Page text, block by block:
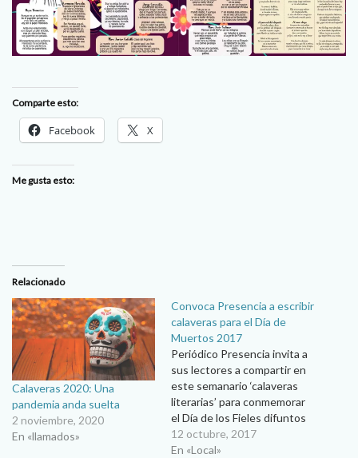
Comparte esto:
Facebook X
Me gusta esto:
Relacionado
Calaveras 2020: Una
pandemia anda suelta
2 noviembre, 2020
En «llamados»
Convoca Presencia a escribir
calaveras para el Día de
Muertos 2017
Periódico Presencia invita a
sus lectores a compartir en
este semanario ‘calaveras
literarias’ para conmemorar
el Día de los Fieles difuntos
2017. Como se sabe, es
tradición que en el mes de
12 octubre, 2017
En «Local»